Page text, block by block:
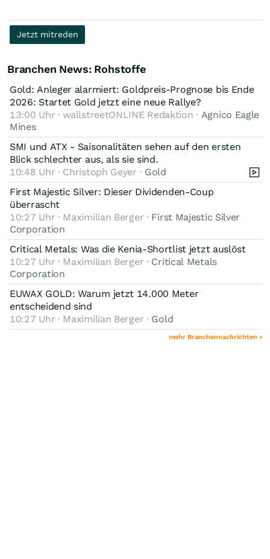
Jetzt mitreden
Branchen News: Rohstoffe
Gold: Anleger alarmiert: Goldpreis-Prognose bis Ende
2026: Startet Gold jetzt eine neue Rallye?
13:00 Uhr · wallstreetONLINE Redaktion · Agnico Eagle
Mines
SMI und ATX - Saisonalitäten sehen auf den ersten
Blick schlechter aus, als sie sind.
10:48 Uhr · Christoph Geyer · Gold
First Majestic Silver: Dieser Dividenden-Coup
überrascht
10:27 Uhr · Maximilian Berger · First Majestic Silver
Corporation
Critical Metals: Was die Kenia-Shortlist jetzt auslöst
10:27 Uhr · Maximilian Berger · Critical Metals
Corporation
EUWAX GOLD: Warum jetzt 14.000 Meter
entscheidend sind
10:27 Uhr · Maximilian Berger · Gold
mehr Branchennachrichten »